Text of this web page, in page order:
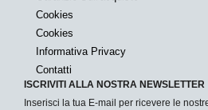
Cookies
Cookies
Informativa Privacy
Contatti
ISCRIVITI ALLA NOSTRA NEWSLETTER
Inserisci la tua E-mail per ricevere le